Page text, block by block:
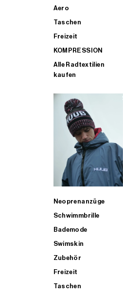
Aero
Taschen
Freizeit
KOMPRESSION
Alle Radtextilien
kaufen
Neoprenanzüge
Schwimmbrille
Bademode
Swimskin
Zubehör
Freizeit
Taschen